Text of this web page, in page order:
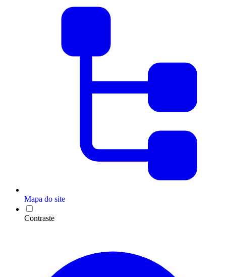
Mapa do site
Contraste